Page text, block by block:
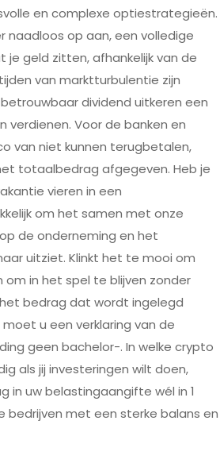
en complexe optiestrategieën.
naadloos op aan, een volledige
geld zitten, afhankelijk van de
van marktturbulentie zijn
dividend uitkeren een
verdienen. Voor de banken en
van niet kunnen terugbetalen,
totaalbedrag afgegeven. Heb je
vieren in een
om het samen met onze
de onderneming en het
uitziet. Klinkt het te mooi om
in het spel te blijven zonder
bedrag dat wordt ingelegd
u een verklaring van de
geen bachelor-. In welke crypto
als jij investeringen wilt doen,
in uw belastingaangifte wél in 1
bedrijven met een sterke balans en